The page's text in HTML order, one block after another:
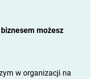
możesz
w organizacji na